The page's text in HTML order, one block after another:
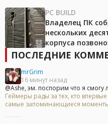
PC BUILD
Владелец ПК
нескольких
корпуса
ПОСЛЕДНИЕ
mrGrim
16 минут назад
@Ashe, эм. поспорим что я смогу
Геймеры рады за тех, кто
самые запоминающиеся